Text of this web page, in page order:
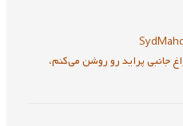
جانبی پراید رو روشن می‌کنم،